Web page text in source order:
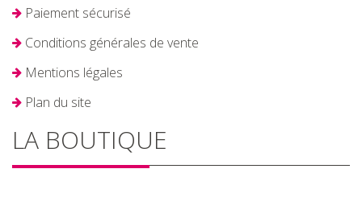
Paiement sécurisé
Conditions générales de vente
Mentions légales
Plan du site
LA BOUTIQUE